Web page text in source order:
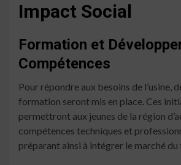
Impact Social
Formation et
Compétences
Pour répondre aux besoins de l’usine,
formation seront mis en place. Ces
permettront aux jeunes de la région
compétences techniques et
préparant ainsi à intégrer le marché